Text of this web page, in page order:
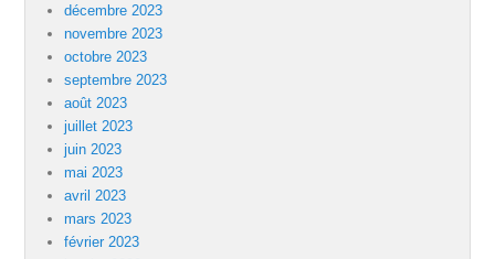
décembre 2023
novembre 2023
octobre 2023
septembre 2023
août 2023
juillet 2023
juin 2023
mai 2023
avril 2023
mars 2023
février 2023